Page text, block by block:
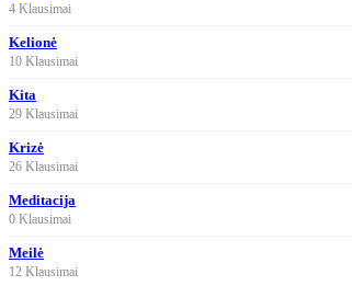
4 Klausimai
Kelionė
10 Klausimai
Kita
29 Klausimai
Krizė
26 Klausimai
Meditacija
0 Klausimai
Meilė
12 Klausimai